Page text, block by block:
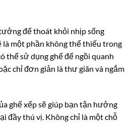
để thoát khỏi nhịp sống
một phần không thể thiếu trong
thể sử dụng ghế để ngồi quanh
chỉ đơn giản là thư giãn và ngắm
ghế xếp sẽ giúp bạn tận hưởng
đầy thú vị. Không chỉ là một chỗ